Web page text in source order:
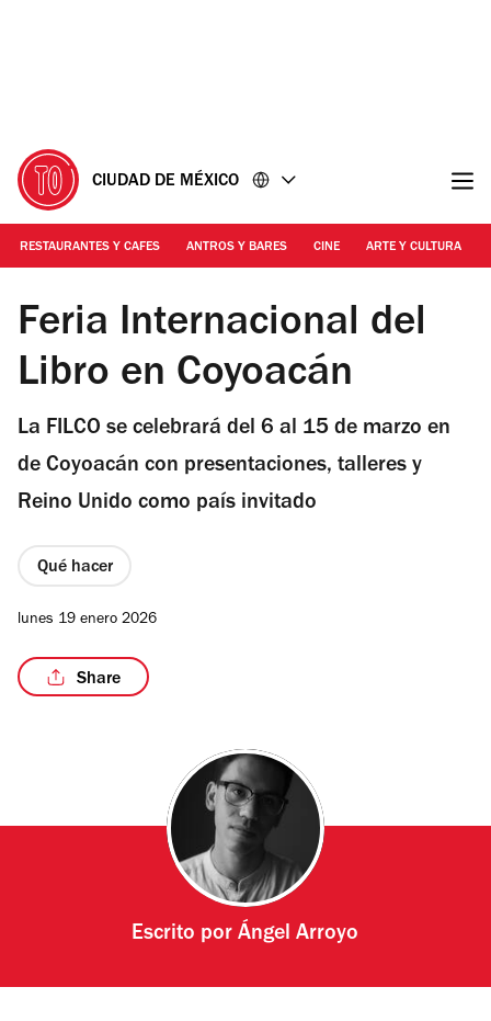
CIUDAD DE MÉXICO
RESTAURANTES Y CAFES ANTROS Y BARES CINE ARTE Y CULTURA
Foto: Generada con IA
Feria Internacional del
Libro en Coyoacán
La FILCO se celebrará del 6 al 15 de marzo en
de Coyoacán con presentaciones, talleres y
Reino Unido como país invitado
Qué hacer
lunes 19 enero 2026
Share
Escrito porÁngel Arroyo